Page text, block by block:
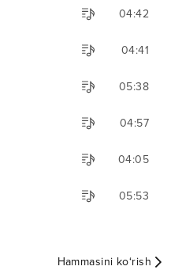
04:42
04:41
05:38
04:57
04:05
05:53
Hammasini ko‘rish